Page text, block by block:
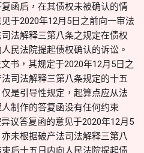
函后，在其债权未被确认的情
于2020年12月5日之前向一审法
法解释三第八条之规定在债权
民法院提起债权确认的诉讼。
书，其规定于2020年12月5日之
司法解释三第八条规定的十五
是引导性规定，起算点应从法
制作的答复函没有任何约束
议答复函的意见于2020年12月5
未根据破产法司法解释三第八
后十五日内向人民法院提起债